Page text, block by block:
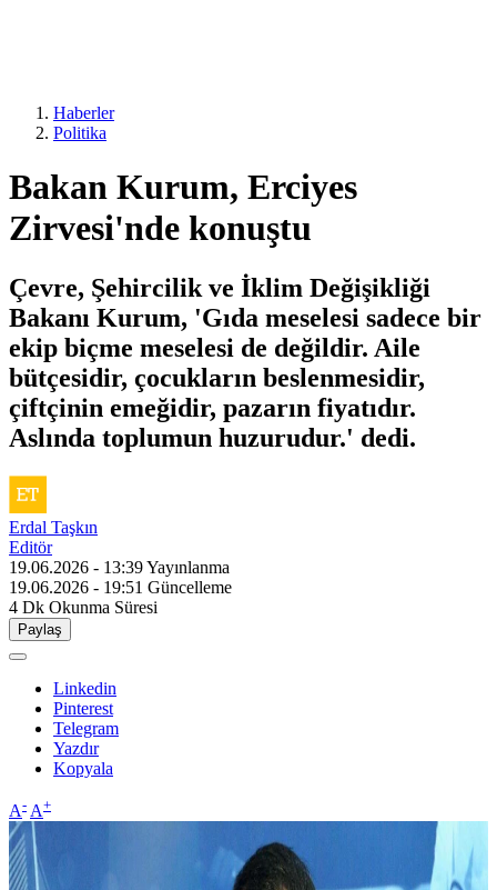
Haberler
Politika
Bakan Kurum, Erciyes
Zirvesi'nde konuştu
Çevre, Şehircilik ve İklim Değişikliği
Bakanı Kurum, 'Gıda meselesi sadece bir
ekip biçme meselesi de değildir. Aile
bütçesidir, çocukların beslenmesidir,
çiftçinin emeğidir, pazarın fiyatıdır.
Aslında toplumun huzurudur.' dedi.
Erdal Taşkın
Editör
19.06.2026 - 13:39Yayınlanma
19.06.2026 - 19:51 Güncelleme
4 Dk Okunma Süresi
Paylaş
Linkedin
Pinterest
Telegram
Yazdır
Kopyala
A- A+